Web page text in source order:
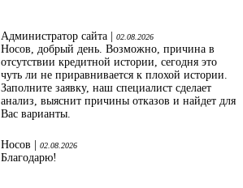
Администратор сайта |
02.08.2026
Носов, добрый день. Возможно, причина в
отсутствии кредитной истории, сегодня это
чуть ли не приравнивается к плохой истории.
Заполните заявку, наш специалист сделает
анализ, выяснит причины отказов и найдет для
Вас варианты.
Носов | 02.08.2026
Благодарю!